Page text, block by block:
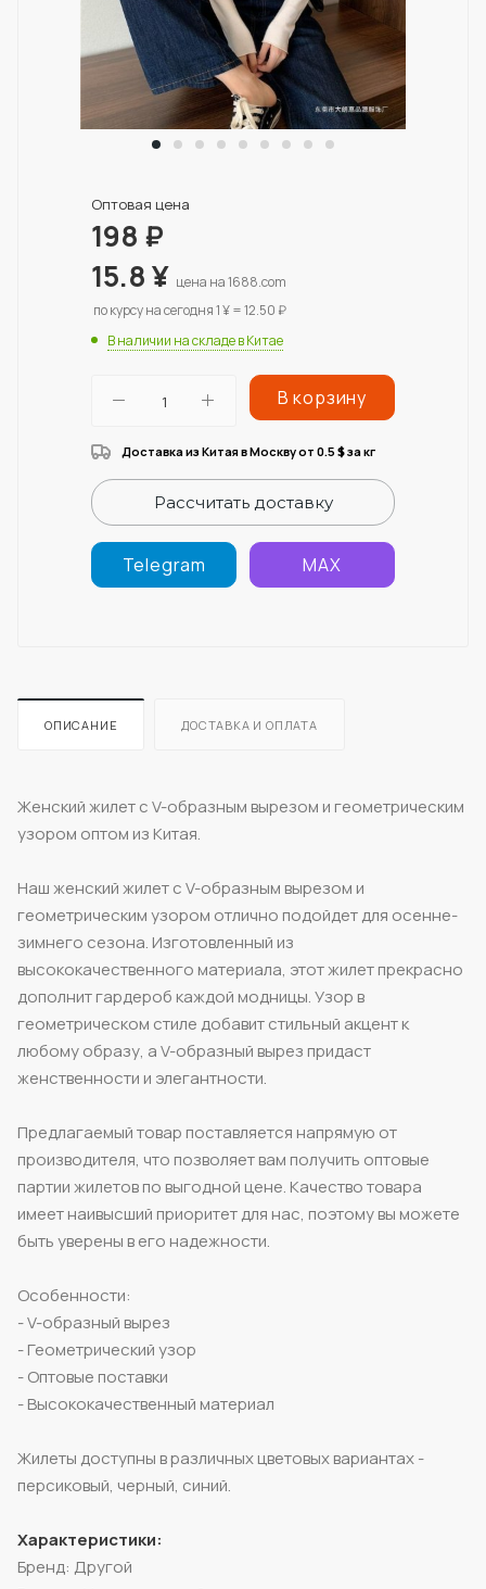
Оптовая цена
198 ₽
15.8¥ цена на 1688.com
по курсу на сегодня 1 ¥ = 12.50 ₽
В наличии на складе в Китае
В корзину
Доставка из Китая в Москву от 0.5 $за кг
Рассчитать доставку
Telegram MAX
ОПИСАНИЕ ДОСТАВКА И ОПЛАТА
Женский жилет с V-образным вырезом и геометрическим
узором оптом из Китая.
Наш женский жилет с V-образным вырезом и
геометрическим узором отлично подойдет для осенне-
зимнего сезона. Изготовленный из
высококачественного материала, этот жилет прекрасно
дополнит гардероб каждой модницы. Узор в
геометрическом стиле добавит стильный акцент к
любому образу, а V-образный вырез придаст
женственности и элегантности.
Предлагаемый товар поставляется напрямую от
производителя, что позволяет вам получить оптовые
партии жилетов по выгодной цене. Качество товара
имеет наивысший приоритет для нас, поэтому вы можете
быть уверены в его надежности.
Особенности:
- V-образный вырез
- Геометрический узор
- Оптовые поставки
- Высококачественный материал
Жилеты доступны в различных цветовых вариантах -
персиковый, черный, синий.
Характеристики:
Бренд: Другой